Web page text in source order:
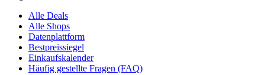
Alle Deals
Alle Shops
Datenplattform
Bestpreissiegel
Einkaufskalender
Häufig gestellte Fragen (FAQ)